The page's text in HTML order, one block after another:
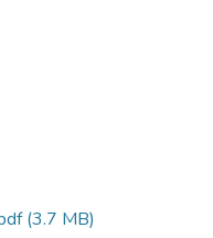
(3.7 MB)